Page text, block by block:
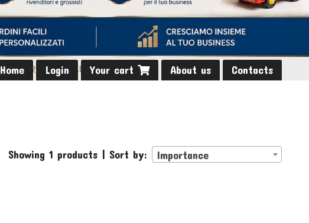
Home Login Your cart About us Contacts
Showing 1 products | Sort by: Importance